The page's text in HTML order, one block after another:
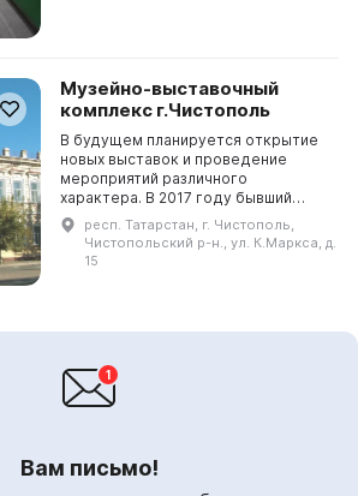
Музейно-выставочный
комплекс г.Чистополь
В будущем планируется открытие
новых выставок и проведение
мероприятий различного
характера. В 2017 году бывший
купеческий особняк чистопольских
купцов Чукашевых был передан в
аренду Чистопольскому г...
респ. Татарстан, г. Чистополь,
Чистопольский р-н., ул. К.Маркса, д.
15
Вам письмо!